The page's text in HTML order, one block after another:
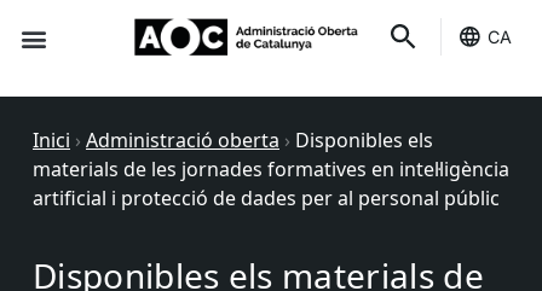
CA
Inici › Administració oberta › Disponibles els
materials de les jornades formatives en intel·ligència
artificial i protecció de dades per al personal públic
Disponibles els materials de